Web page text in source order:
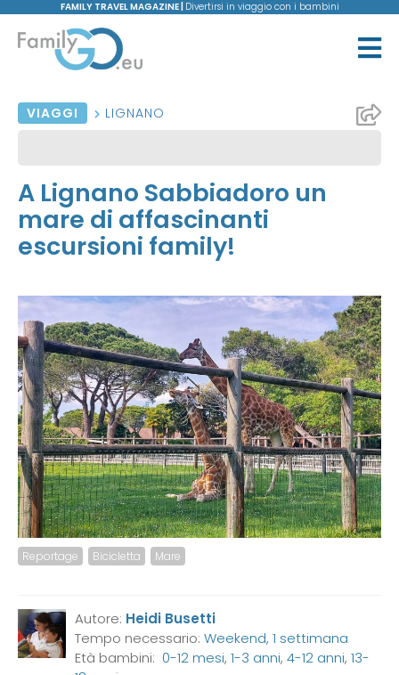
FAMILY TRAVEL MAGAZINE | Divertirsi in viaggio con i bambini
VIAGGI LIGNANO
A Lignano Sabbiadoro un
mare di affascinanti
escursioni family!
Reportage Bicicletta Mare
Autore: Heidi Busetti
Tempo necessario:Weekend, 1 settimana
Età bambini:0-12 mesi,1-3 anni,4-12 anni,13-